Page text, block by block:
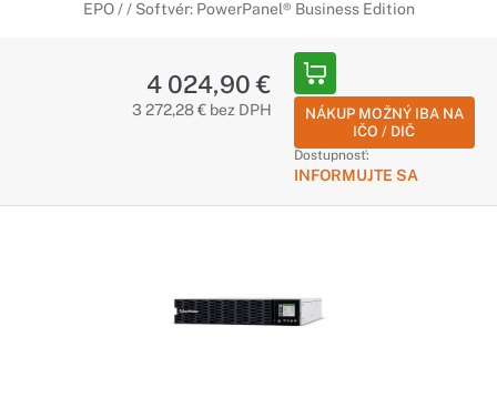
EPO / / Softvér: PowerPanel® Business Edition
4 024,90 €
3 272,28 € bez DPH
NÁKUP MOŽNÝ IBA NA
IČO / DIČ
Dostupnosť:
INFORMUJTE SA